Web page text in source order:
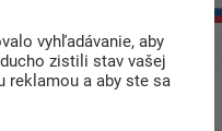
vyhľadávanie, aby
zistili stav vašej
reklamou a aby ste sa